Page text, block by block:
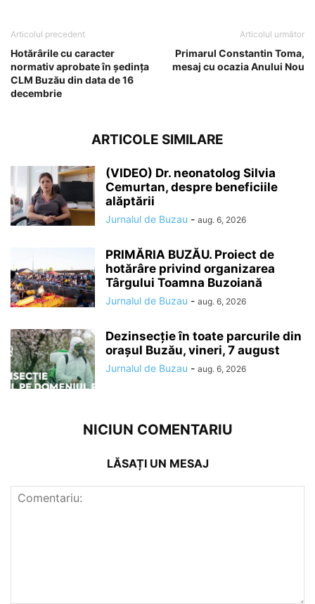
Articolul precedent
Hotărârile cu caracter
normativ aprobate în ședința
CLM Buzău din data de 16
decembrie
Articolul următor
Primarul Constantin Toma,
mesaj cu ocazia Anului Nou
ARTICOLE SIMILARE
(VIDEO) Dr. neonatolog Silvia
Cemurtan, despre beneficiile
alăptării
Jurnalul de Buzau - aug. 6, 2026
PRIMĂRIA BUZĂU. Proiect de
hotărâre privind organizarea
Târgului Toamna Buzoiană
Jurnalul de Buzau - aug. 6, 2026
Dezinsecție în toate parcurile din
orașul Buzău, vineri, 7 august
Jurnalul de Buzau - aug. 6, 2026
NICIUN COMENTARIU
LĂSAȚI UN MESAJ